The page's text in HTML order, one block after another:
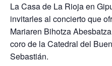
La Casa de La Rioja en
invitarles al concierto que
Mariaren Bihotza
coro de la Catedral del
Sebastián.